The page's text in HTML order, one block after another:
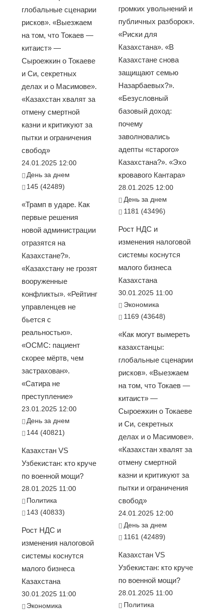
глобальные сценарии
рисков». «Выезжаем
на том, что Токаев —
китаист» —
Сыроежкин о Токаеве
и Си, секретных
делах и о Масимове».
«Казахстан хвалят за
отмену смертной
казни и критикуют за
пытки и ограничения
свобод»
24.01.2025 12:00
День за днем
145 (42489)
«Трамп в ударе. Как
первые решения
новой администрации
отразятся на
Казахстане?».
«Казахстану не грозят
вооруженные
конфликты». «Рейтинг
управленцев не
бьется с
реальностью».
«ОСМС: пациент
скорее мёртв, чем
застрахован».
«Сатира не
преступление»
23.01.2025 12:00
День за днем
144 (40821)
Казахстан VS
Узбекистан: кто круче
по военной мощи?
28.01.2025 11:00
Политика
143 (40833)
Рост НДС и
изменения налоговой
системы коснутся
малого бизнеса
Казахстана
30.01.2025 11:00
Экономика
громких увольнений и
публичных разборок».
«Риски для
Казахстана». «В
Казахстане снова
защищают семью
Назарбаевых?».
«Безусловный
базовый доход:
почему
заволновались
адепты «старого»
Казахстана?». «Эхо
кровавого Кантара»
28.01.2025 12:00
День за днем
1181 (43496)
Рост НДС и
изменения налоговой
системы коснутся
малого бизнеса
Казахстана
30.01.2025 11:00
Экономика
1169 (43648)
«Как могут вымереть
казахстанцы:
глобальные сценарии
рисков». «Выезжаем
на том, что Токаев —
китаист» —
Сыроежкин о Токаеве
и Си, секретных
делах и о Масимове».
«Казахстан хвалят за
отмену смертной
казни и критикуют за
пытки и ограничения
свобод»
24.01.2025 12:00
День за днем
1161 (42489)
Казахстан VS
Узбекистан: кто круче
по военной мощи?
28.01.2025 11:00
Политика